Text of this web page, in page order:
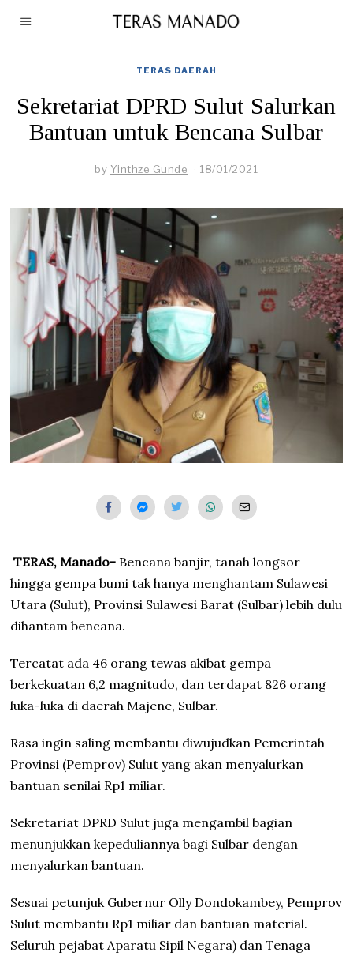
TERAS DAERAH
Sekretariat DPRD Sulut Salurkan
Bantuan untuk Bencana Sulbar
by Yinthze Gunde 18/01/2021
TERAS, Manado- Bencana banjir, tanah longsor
hingga gempa bumi tak hanya menghantam Sulawesi
Utara (Sulut), Provinsi Sulawesi Barat (Sulbar) lebih dulu
dihantam bencana.
Tercatat ada 46 orang tewas akibat gempa
berkekuatan 6,2 magnitudo, dan terdapat 826 orang
luka-luka di daerah Majene, Sulbar.
Rasa ingin saling membantu diwujudkan Pemerintah
Provinsi (Pemprov) Sulut yang akan menyalurkan
bantuan senilai Rp1 miliar.
Sekretariat DPRD Sulut juga mengambil bagian
menunjukkan kepeduliannya bagi Sulbar dengan
menyalurkan bantuan.
Sesuai petunjuk Gubernur Olly Dondokambey, Pemprov
Sulut membantu Rp1 miliar dan bantuan material.
Seluruh pejabat Aparatu Sipil Negara) dan Tenaga